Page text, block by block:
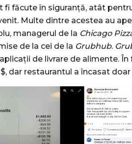
fi făcute în siguranță, atât
Multe dintre acestea au
managerul de la Chicago
de la cei de la Grubhub.
de livrare de alimente.
dar restaurantul a încasat doar